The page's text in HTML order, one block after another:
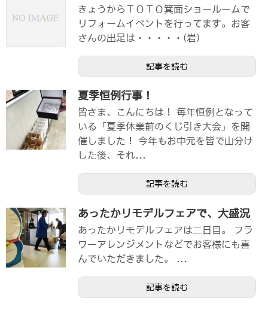
きょうからＴＯＴＯ箕面ショールームで
リフォームイベントを行ってます。お客
さんの出足は・・・・・(岩)
記事を読む
夏季恒例行事！
皆さま、こんにちは！ 毎年恒例となって
いる「夏季休業前のくじ引き大会」を開
催しました！ 今年もお中元を皆で山分け
した後、それ...
記事を読む
あったかリモデルフェアで、大盛況
あったかリモデルフェアは二日目。 フラ
ワーアレンジメントなどでお客様にも喜
んでいただきました。 ...
記事を読む